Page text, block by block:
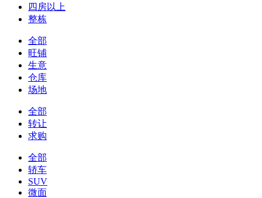
四房以上
整栋
全部
旺铺
生意
仓库
场地
全部
转让
求购
全部
轿车
SUV
微面